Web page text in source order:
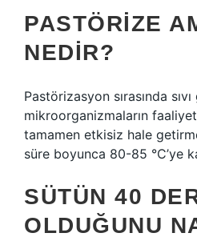
PASTÖRIZE
NEDIR?
Pastörizasyon sırasında sıvı
mikroorganizmaların
tamamen etkisiz hale
süre boyunca 80-85 °C’ye
SÜTÜN 40
OLDUĞUNU